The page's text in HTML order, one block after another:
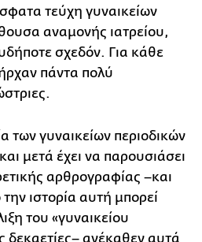
τεύχη γυναικείων
αναμονής ιατρείου,
σχεδόν. Για κάθε
πάντα πολύ
των γυναικείων περιοδικών
μετά έχει να παρουσιάσει
αρθρογραφίας –και
ιστορία αυτή μπορεί
του «γυναικείου
δεκαετίες– ανέκαθεν αυτά